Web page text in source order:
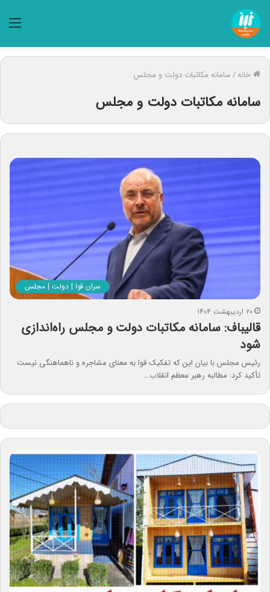
خانه/سامانه مکاتبات دولت و مجلس
سامانه مکاتبات دولت و مجلس
سران قوا | دولت | مجلس
۲۰ اردیبهشت ۱۴۰۴
قالیباف: سامانه مکاتبات دولت و مجلس راه‌اندازی
شود
رئیس مجلس با بیان این که تفکیک قوا به معنای مشاجره و ناهماهنگی نیست
تأکید کرد: مطالبه رهبر معظم انقلاب…